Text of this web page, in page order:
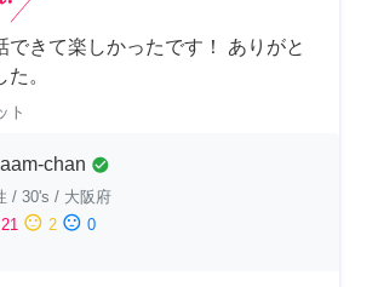
できて楽しかったです！ ありがと
。
ト
chan check_circle
/ 30's / 大阪府
21 sentiment_neutral 2 sentiment_dissatisfied 0